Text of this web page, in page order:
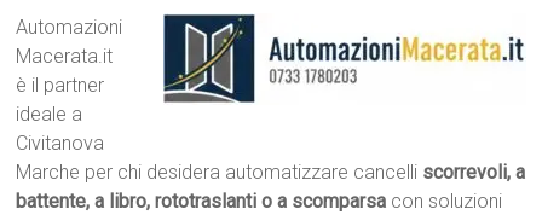
Automazioni
Macerata.it
è il partner
ideale a
Civitanova
Marche per chi desidera automatizzare cancelli scorrevoli, a
battente, a libro, rototraslanti o a scomparsa con soluzioni